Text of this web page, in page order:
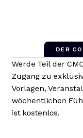
DER
Werde Teil der
Zugang zu
Vorlagen,
wöchentlichen
ist kostenlos.